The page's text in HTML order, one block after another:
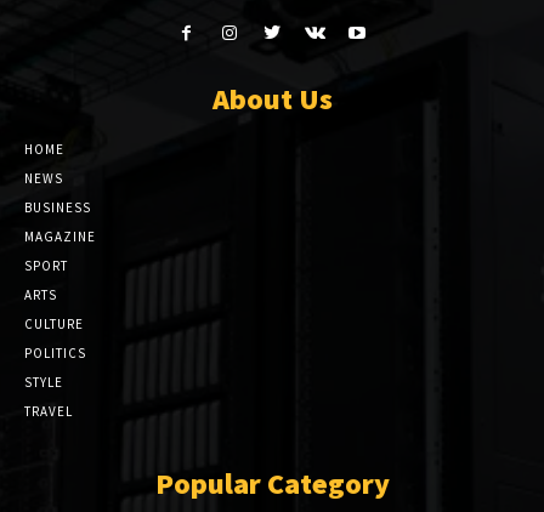
About Us
HOME
NEWS
BUSINESS
MAGAZINE
SPORT
ARTS
CULTURE
POLITICS
STYLE
TRAVEL
Popular Category